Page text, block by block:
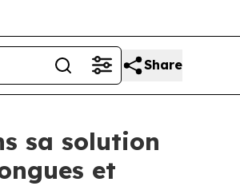
Share
sa solution
et